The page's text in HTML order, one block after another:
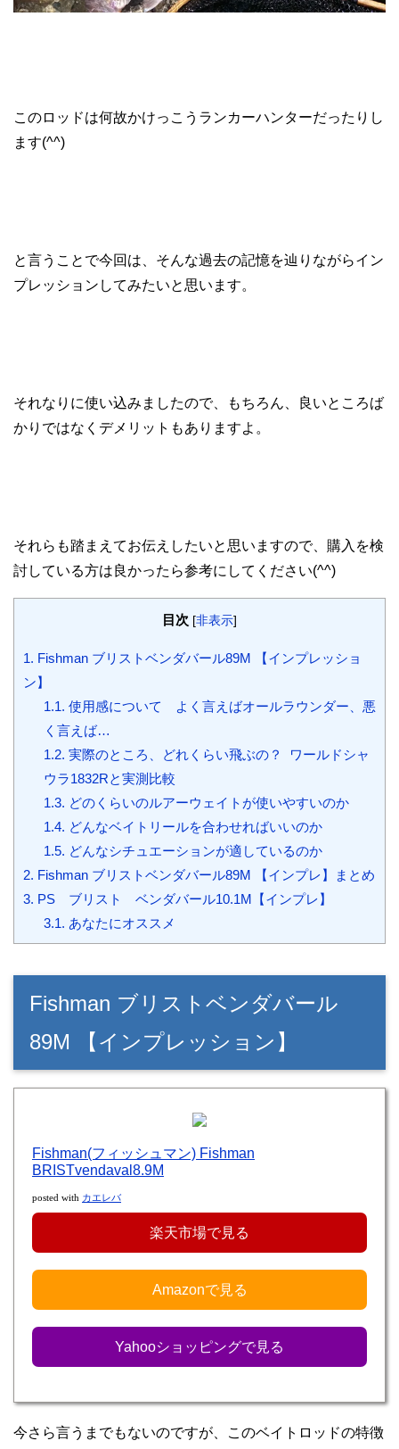
このロッドは何故かけっこうランカーハンターだったりし
ます(^^)
と言うことで今回は、そんな過去の記憶を辿りながらイン
プレッションしてみたいと思います。
それなりに使い込みましたので、もちろん、良いところば
かりではなくデメリットもありますよ。
それらも踏まえてお伝えしたいと思いますので、購入を検
討している方は良かったら参考にしてください(^^)
目次 [非表示]
1. Fishman ブリストベンダバール89M 【インプレッショ
ン】
1.1. 使用感について よく言えばオールラウンダー、悪
く言えば…
1.2. 実際のところ、どれくらい飛ぶの？ ワールドシャ
ウラ1832Rと実測比較
1.3. どのくらいのルアーウェイトが使いやすいのか
1.4. どんなベイトリールを合わせればいいのか
1.5. どんなシチュエーションが適しているのか
2. Fishman ブリストベンダバール89M 【インプレ】まとめ
3. PS ブリスト ベンダバール10.1M【インプレ】
3.1. あなたにオススメ
Fishman ブリストベンダバール
89M 【インプレッション】
Fishman(フィッシュマン) Fishman
BRISTvendaval8.9M
posted with カエレバ
楽天市場で見る
Amazonで見る
Yahooショッピングで見る
今さら言うまでもないのですが、このベイトロッドの特徴